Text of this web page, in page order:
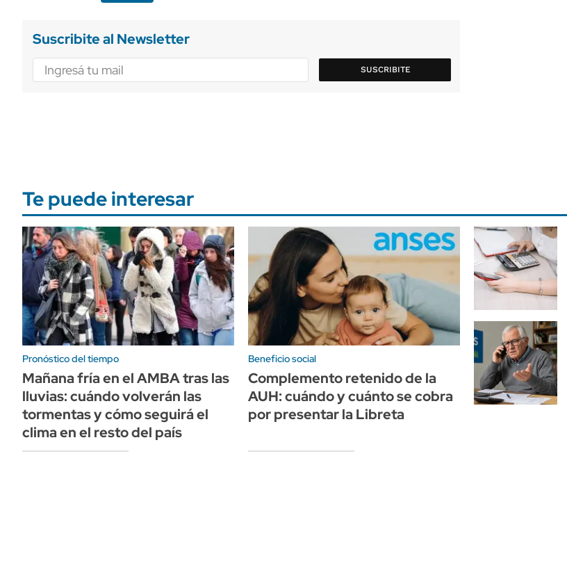
Suscribite al Newsletter
SUSCRIBITE
Te puede interesar
Pronóstico del tiempo
Mañana fría en el AMBA tras las
lluvias: cuándo volverán las
tormentas y cómo seguirá el
clima en el resto del país
Beneficio social
Complemento retenido de la
AUH: cuándo y cuánto se cobra
por presentar la Libreta